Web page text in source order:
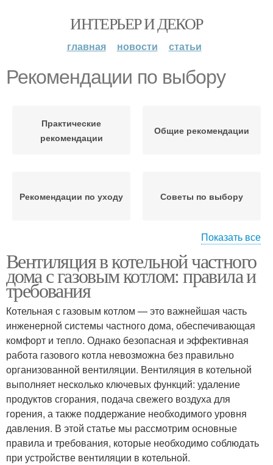
ИНТЕРЬЕР И ДЕКОР
главная новости статьи
Рекомендации по выбору
Практические
рекомендации
Общие рекомендации
Рекомендации по уходу Советы по выбору
Правильный выбор
Показать все
Вентиляция в котельной частного
дома с газовым котлом: правила и
требования
Котельная с газовым котлом — это важнейшая часть
инженерной системы частного дома, обеспечивающая
комфорт и тепло. Однако безопасная и эффективная
работа газового котла невозможна без правильно
организованной вентиляции. Вентиляция в котельной
выполняет несколько ключевых функций: удаление
продуктов сгорания, подача свежего воздуха для
горения, а также поддержание необходимого уровня
давления. В этой статье мы рассмотрим основные
правила и требования, которые необходимо соблюдать
при устройстве вентиляции в котельной.